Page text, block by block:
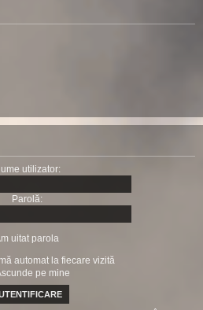
utilizator:
Parolă:
uitat parola
automat la fiecare vizită
pe mine